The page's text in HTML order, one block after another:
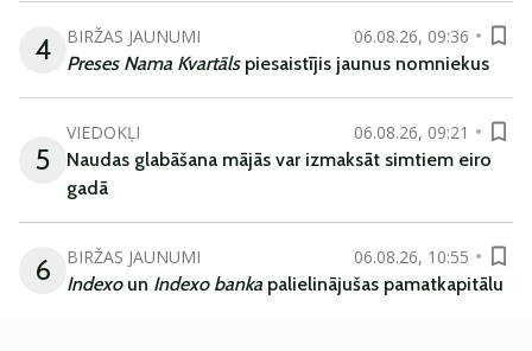
4 BIRŽAS JAUNUMI
06.08.26, 09:36
Preses Nama Kvartāls piesaistījis jaunus nomniekus
5
VIEDOKĻI
06.08.26, 09:21
Naudas glabāšana mājās var izmaksāt simtiem eiro
gadā
6 BIRŽAS JAUNUMI
06.08.26, 10:55
Indexoun Indexo banka palielinājušas pamatkapitālu